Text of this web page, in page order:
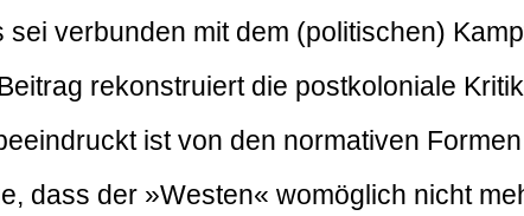
sei verbunden mit dem (politischen)
rekonstruiert die postkoloniale
ist von den normativen
dass der »Westen« womöglich nicht